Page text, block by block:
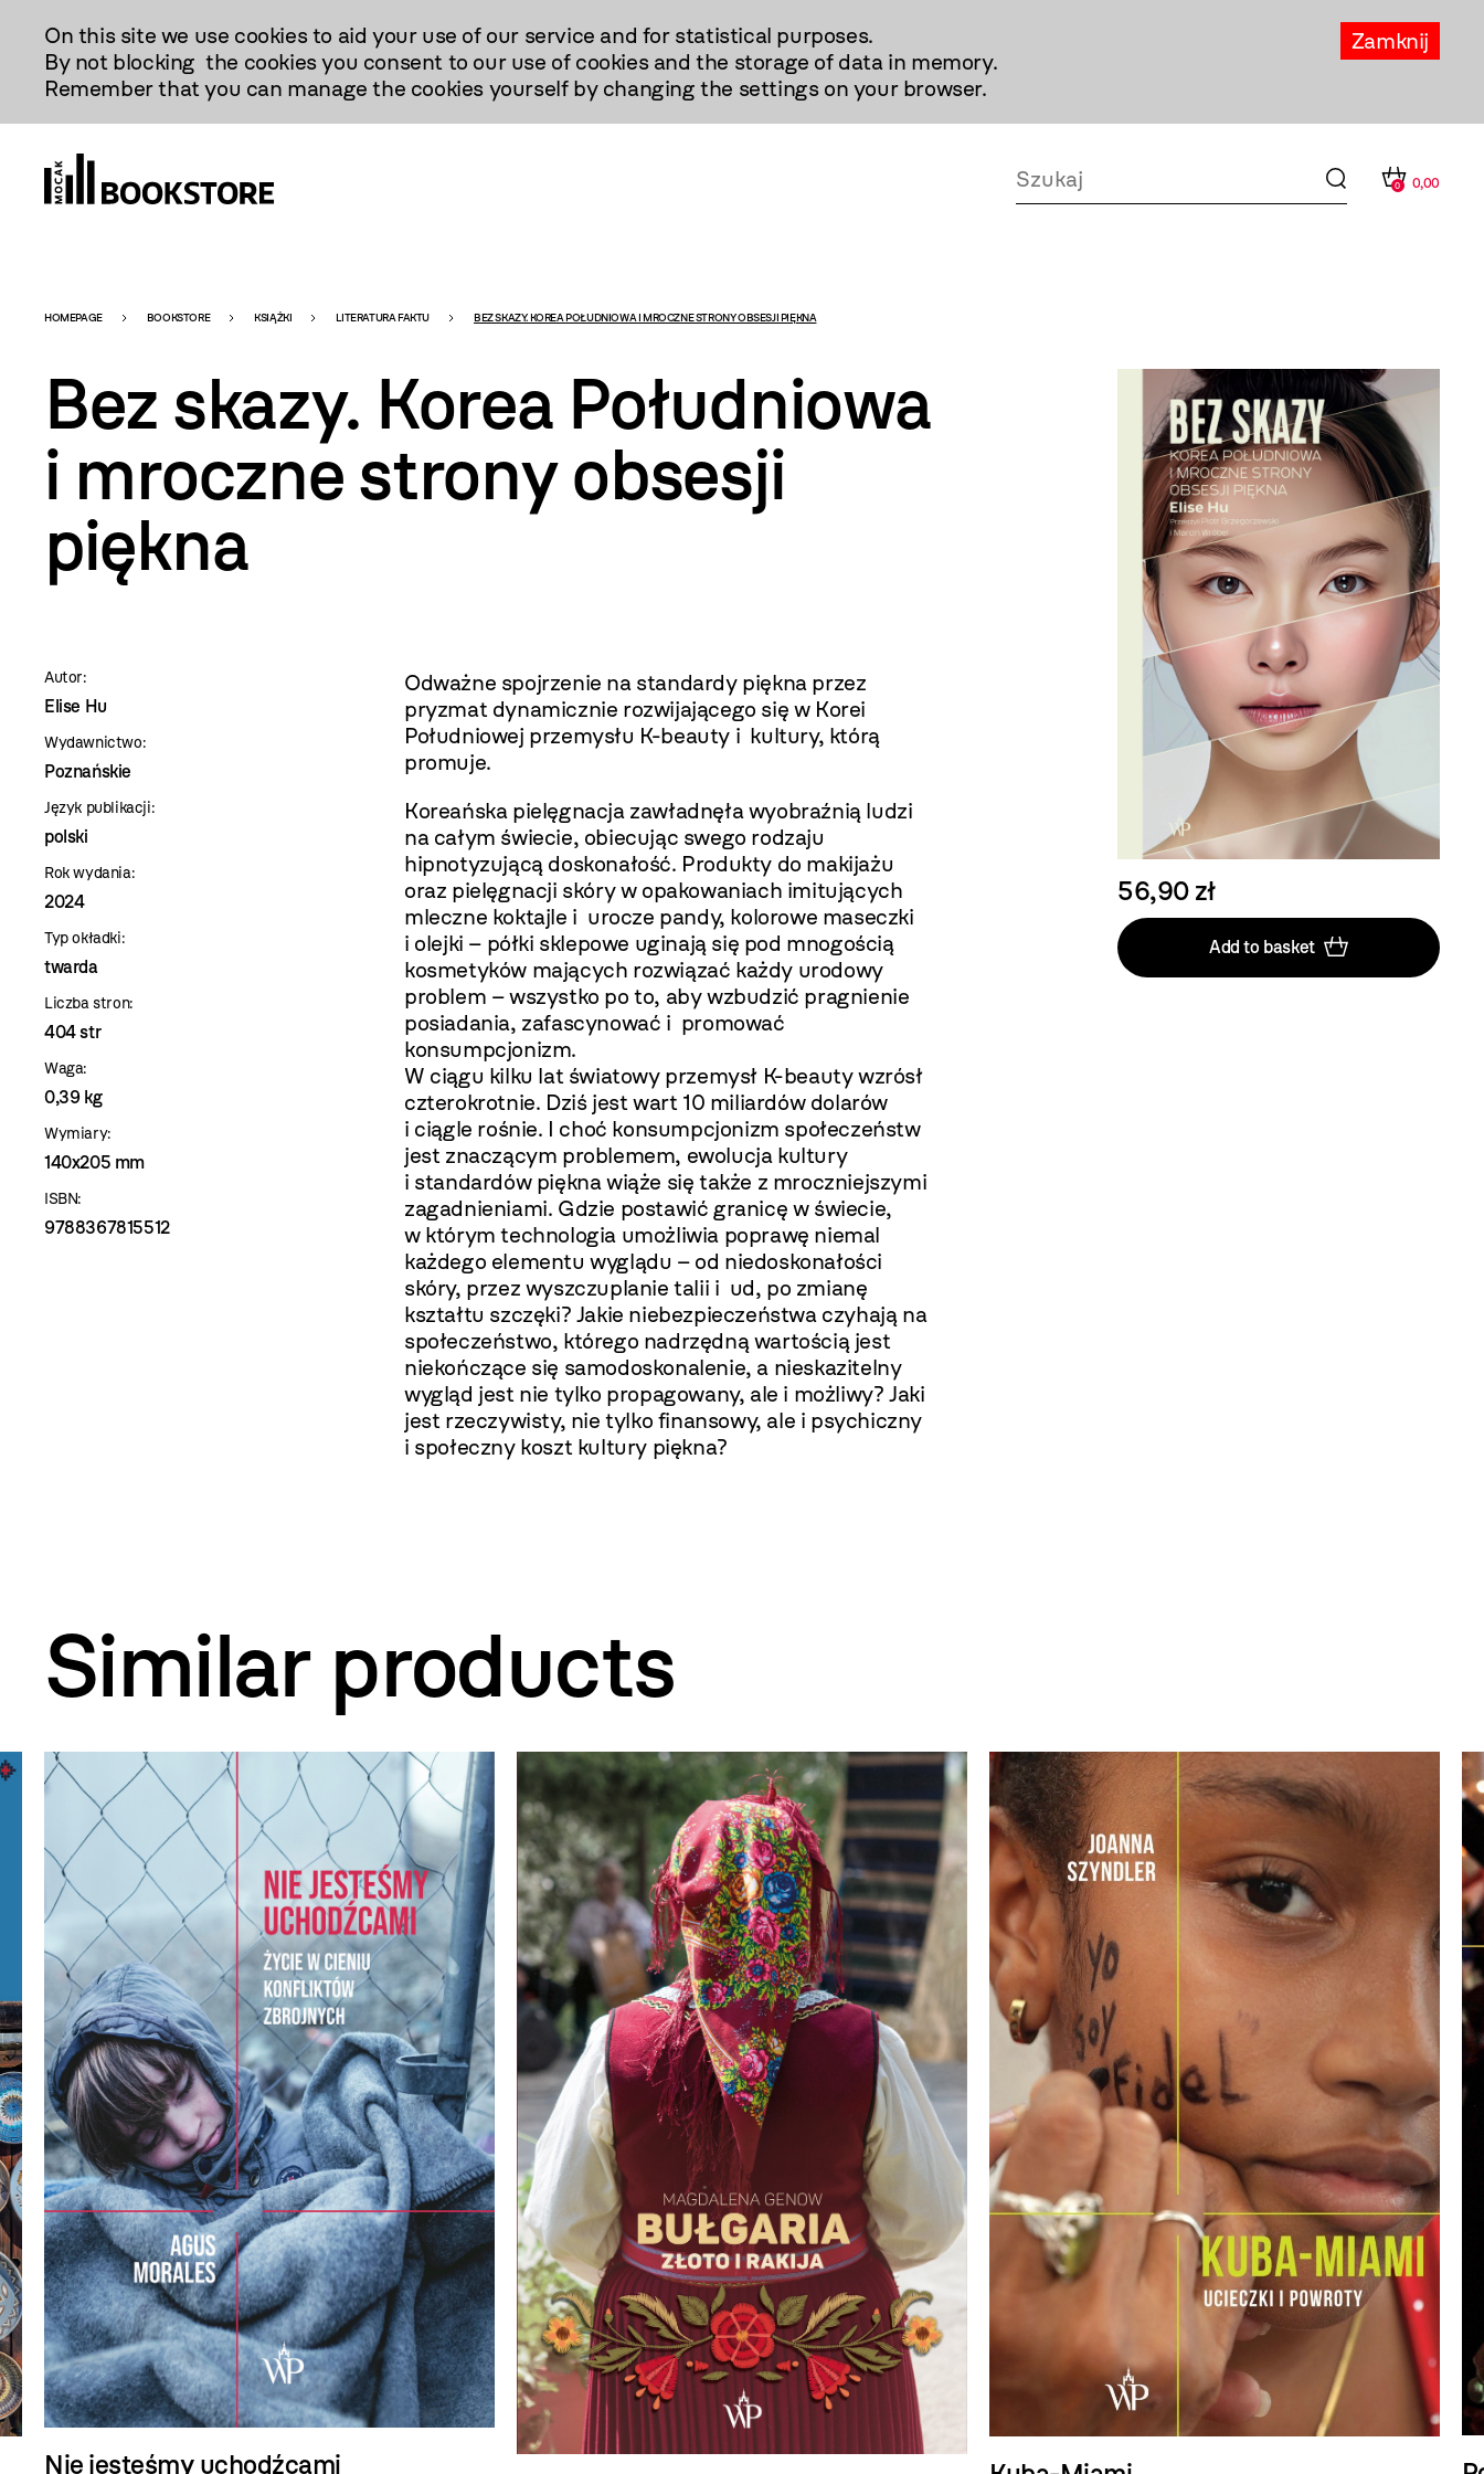
Treści
Zamknij
On this site we use cookies to aid your use of our service and for statistical purposes.
By not blocking the cookies you consent to our use of cookies and the storage of data in memory.
Remember that you can manage the cookies yourself by changing the settings on your browser.
0 0,00
Bookstore
-
szablon
szczegóły
HOMEPAGE BOOKSTORE KSIĄŻKI LITERATURA FAKTU BEZ SKAZY. KOREA POŁUDNIOWA I MROCZNE STRONY OBSESJI PIĘKNA
Bez skazy. Korea Południowa
i mroczne strony obsesji
piękna
Autor:
Elise Hu
Wydawnictwo:
Poznańskie
Język publikacji:
polski
Rok wydania:
2024
Typ okładki:
twarda
Liczba stron:
404 str
Waga:
0,39 kg
Wymiary:
140x205 mm
ISBN:
9788367815512
Odważne spojrzenie na standardy piękna przez
pryzmat dynamicznie rozwijającego się w Korei
Południowej przemysłu K-beauty i kultury, którą
promuje.
Koreańska pielęgnacja zawładnęła wyobraźnią ludzi
na całym świecie, obiecując swego rodzaju
hipnotyzującą doskonałość. Produkty do makijażu
oraz pielęgnacji skóry w opakowaniach imitujących
mleczne koktajle i urocze pandy, kolorowe maseczki
i olejki – półki sklepowe uginają się pod mnogością
kosmetyków mających rozwiązać każdy urodowy
problem – wszystko po to, aby wzbudzić pragnienie
posiadania, zafascynować i promować
konsumpcjonizm.
W ciągu kilku lat światowy przemysł K-beauty wzrósł
czterokrotnie. Dziś jest wart 10 miliardów dolarów
i ciągle rośnie. I choć konsumpcjonizm społeczeństw
jest znaczącym problemem, ewolucja kultury
i standardów piękna wiąże się także z mroczniejszymi
zagadnieniami. Gdzie postawić granicę w świecie,
w którym technologia umożliwia poprawę niemal
każdego elementu wyglądu – od niedoskonałości
skóry, przez wyszczuplanie talii i ud, po zmianę
kształtu szczęki? Jakie niebezpieczeństwa czyhają na
społeczeństwo, którego nadrzędną wartością jest
niekończące się samodoskonalenie, a nieskazitelny
wygląd jest nie tylko propagowany, ale i możliwy? Jaki
jest rzeczywisty, nie tylko finansowy, ale i psychiczny
i społeczny koszt kultury piękna?
56,90 zł
Add to basket
Similar products
Nie jesteśmy uchodźcami